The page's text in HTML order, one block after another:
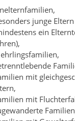
junge Eltern
ein
mit
mit